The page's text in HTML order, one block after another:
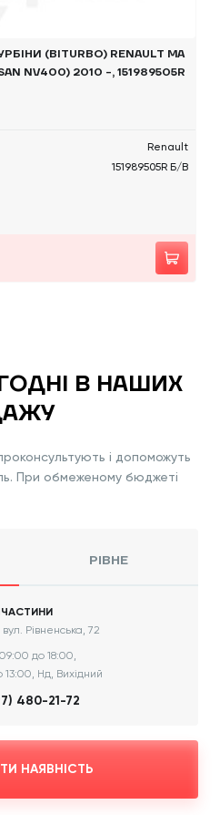
(BITURBO) RENAULT MA
NV400) 2010 -, 151989505R
Renault
151989505R Б/В
В НАШИХ
і допоможуть
При обмеженому бюджеті
РІВНЕ
Рівненська, 72
до 18:00,
Нд, Вихідний
480-21-72
НАЯВНІСТЬ